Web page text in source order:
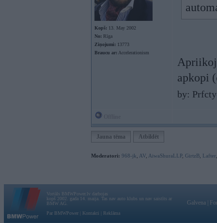
Kopš: 13. May 2002
No: Rīga
Ziņojumi: 13773
Braucu ar: Accelerationism
apkopi
by:
Jauna tēma Atbildēt
Moderatori: 968-jk AV AiwaShuraLLP, GirtzB Lafter
Vortāls BMWPower.lv darbojas
kopš 2002. gada 14. maija. Tas nav auto klubs un nav saistīts ar
BMW AG.
Par BMWPower
Kontakti Reklāma
Galvena